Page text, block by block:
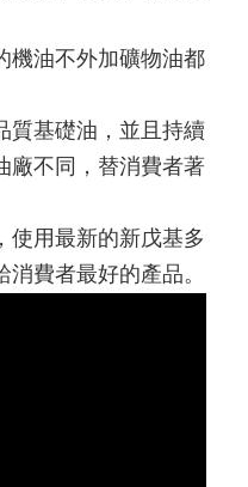
機油不外加礦物油都
質基礎油，並且持續
廠不同，替消費者著
使用最新的新戊基多
費者最好的產品。